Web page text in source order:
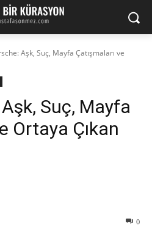
Aşk, Suç, Mayfa Çatışmaları ve
Suç, Mayfa
Ortaya Çıkan
0